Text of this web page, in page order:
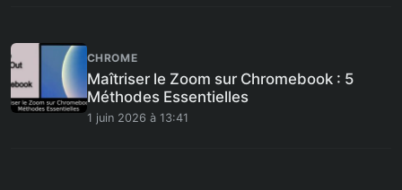
CHROME
Maîtriser le Zoom sur Chromebook : 5
Méthodes Essentielles
1 juin 2026 à 13:41